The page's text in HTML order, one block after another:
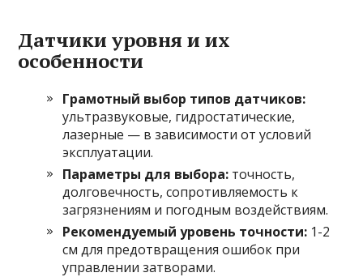
Датчики уровня и их
особенности
Грамотный выбор типов датчиков:
ультразвуковые, гидростатические,
лазерные — в зависимости от условий
эксплуатации.
Параметры для выбора: точность,
долговечность, сопротивляемость к
загрязнениям и погодным воздействиям.
Рекомендуемый уровень точности: 1-2
см для предотвращения ошибок при
управлении затворами.